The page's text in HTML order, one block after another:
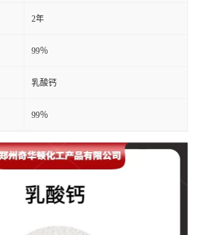
2年
99％
乳酸钙
99％